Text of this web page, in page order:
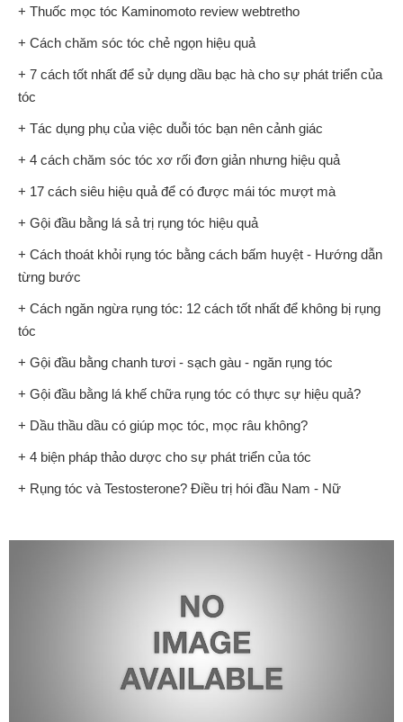
+ Thuốc mọc tóc Kaminomoto review webtretho
+ Cách chăm sóc tóc chẻ ngọn hiệu quả
+ 7 cách tốt nhất để sử dụng dầu bạc hà cho sự phát triển của
tóc
+ Tác dụng phụ của việc duỗi tóc bạn nên cảnh giác
+ 4 cách chăm sóc tóc xơ rối đơn giản nhưng hiệu quả
+ 17 cách siêu hiệu quả để có được mái tóc mượt mà
+ Gội đầu bằng lá sả trị rụng tóc hiệu quả
+ Cách thoát khỏi rụng tóc bằng cách bấm huyệt - Hướng dẫn
từng bước
+ Cách ngăn ngừa rụng tóc: 12 cách tốt nhất để không bị rụng
tóc
+ Gội đầu bằng chanh tươi - sạch gàu - ngăn rụng tóc
+ Gội đầu bằng lá khế chữa rụng tóc có thực sự hiệu quả?
+ Dầu thầu dầu có giúp mọc tóc, mọc râu không?
+ 4 biện pháp thảo dược cho sự phát triển của tóc
+ Rụng tóc và Testosterone? Điều trị hói đầu Nam - Nữ